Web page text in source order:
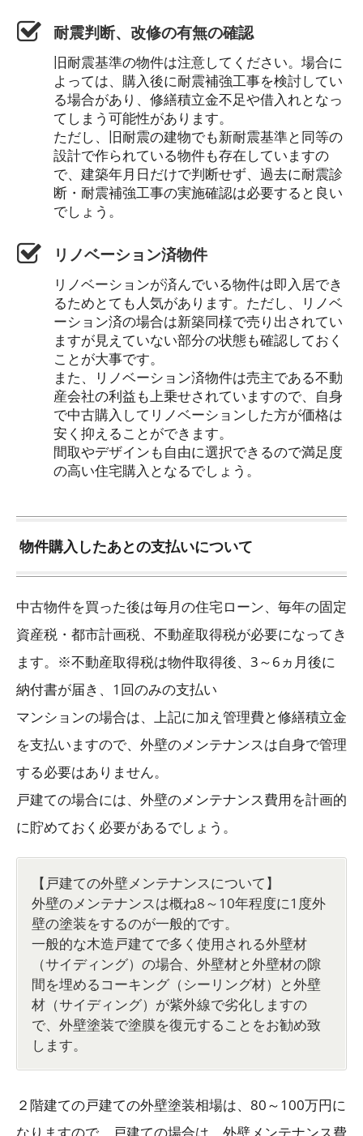
耐震判断、改修の有無の確認
旧耐震基準の物件は注意してください。場合に
よっては、購入後に耐震補強工事を検討してい
る場合があり、修繕積立金不足や借入れとなっ
てしまう可能性があります。
ただし、旧耐震の建物でも新耐震基準と同等の
設計で作られている物件も存在していますの
で、建築年月日だけで判断せず、過去に耐震診
断・耐震補強工事の実施確認は必要すると良い
でしょう。
リノベーション済物件
リノベーションが済んでいる物件は即入居でき
るためとても人気があります。ただし、リノベ
ーション済の場合は新築同様で売り出されてい
ますが見えていない部分の状態も確認しておく
ことが大事です。
また、リノベーション済物件は売主である不動
産会社の利益も上乗せされていますので、自身
で中古購入してリノベーションした方が価格は
安く抑えることができます。
間取やデザインも自由に選択できるので満足度
の高い住宅購入となるでしょう。
物件購入したあとの支払いについて
中古物件を買った後は毎月の住宅ローン、毎年の固定
資産税・都市計画税、不動産取得税が必要になってき
ます。※不動産取得税は物件取得後、3～6ヵ月後に
納付書が届き、1回のみの支払い
マンションの場合は、上記に加え管理費と修繕積立金
を支払いますので、外壁のメンテナンスは自身で管理
する必要はありません。
戸建ての場合には、外壁のメンテナンス費用を計画的
に貯めておく必要があるでしょう。
【戸建ての外壁メンテナンスについて】
外壁のメンテナンスは概ね8～10年程度に1度外
壁の塗装をするのが一般的です。
一般的な木造戸建てで多く使用される外壁材
（サイディング）の場合、外壁材と外壁材の隙
間を埋めるコーキング（シーリング材）と外壁
材（サイディング）が紫外線で劣化しますの
で、外壁塗装で塗膜を復元することをお勧め致
します。
２階建ての戸建ての外壁塗装相場は、80～100万円に
なりますので、戸建ての場合は、外壁メンテナンス費